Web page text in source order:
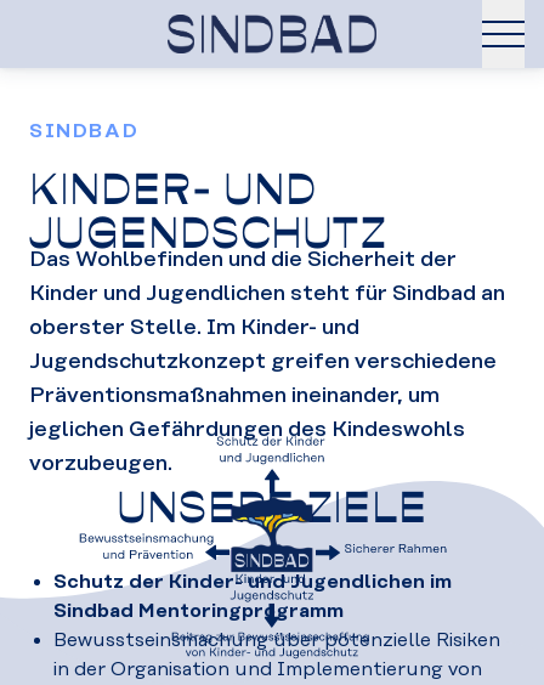
SINDBAD
KINDER- UND
JUGENDSCHUTZ
Das Wohlbefinden und die Sicherheit der
Kinder und Jugendlichen steht für Sindbad an
oberster Stelle. Im Kinder- und
Jugendschutzkonzept greifen verschiedene
Präventionsmaßnahmen ineinander, um
jeglichen Gefährdungen des Kindeswohls
vorzubeugen.
UNSERE ZIELE
Schutz der Kinder- und Jugendlichen im
Sindbad Mentoringprogramm
Bewusstseinsmachung über potenzielle Risiken
in der Organisation und Implementierung von